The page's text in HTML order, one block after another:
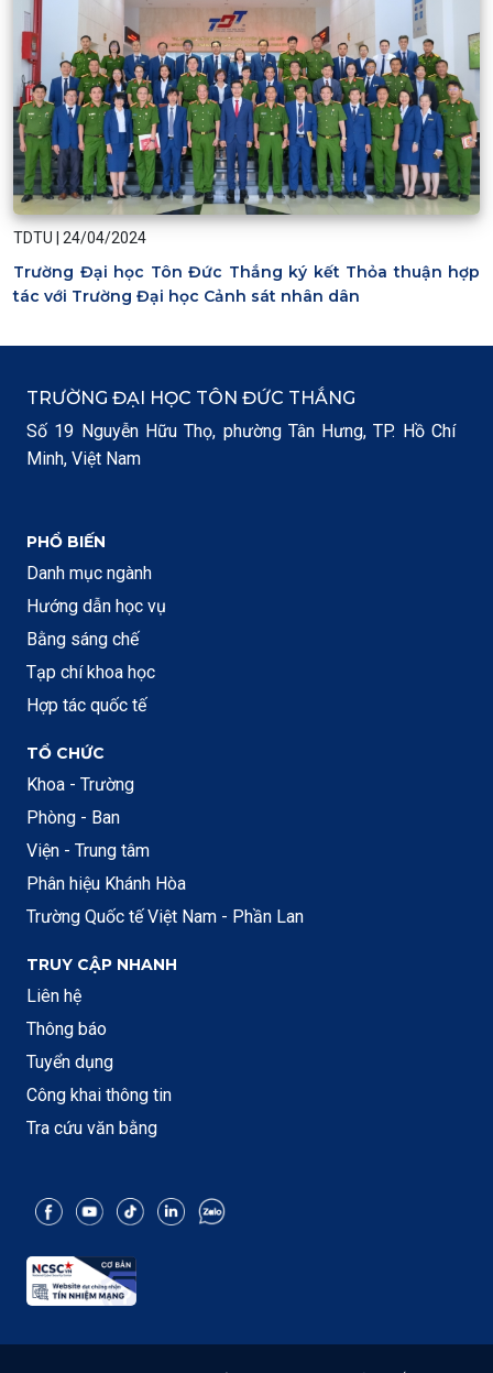
TDTU 24/04/2024
Trường Đại học Tôn Đức Thắng ký kết Thỏa thuận hợp
tác với Trường Đại học Cảnh sát nhân dân
TRƯỜNG ĐẠI HỌC TÔN ĐỨC THẮNG
Số 19 Nguyễn Hữu Thọ, phường Tân Hưng, TP. Hồ Chí
Minh, Việt Nam
PHỔ BIẾN
Danh mục ngành
Hướng dẫn học vụ
Bằng sáng chế
Tạp chí khoa học
Hợp tác quốc tế
TỔ CHỨC
Khoa - Trường
Phòng - Ban
Viện - Trung tâm
Phân hiệu Khánh Hòa
Trường Quốc tế Việt Nam - Phần Lan
TRUY CẬP NHANH
Liên hệ
Thông báo
Tuyển dụng
Công khai thông tin
Tra cứu văn bằng